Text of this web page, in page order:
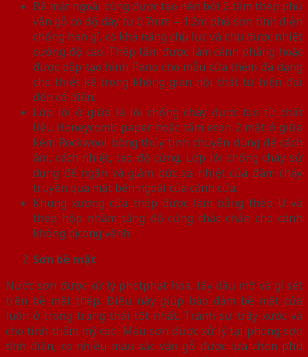
Bề mặt ngoài cùng được tạo nên bởi 2 tấm thép phủ
vân gỗ có độ dày từ 0.7mm – 1.2m phủ sơn tĩnh điện
chống han gỉ, có khả năng chịu lực và chịu được nhiệt
cường độ cao. Thép tấm được làm cánh phẳng hoặc
được dập tạo hình Pano cho mẫu cửa thêm đa dạng
cho thiết kế trong không gian nội thất từ hiện đại
đến cổ điển.
Lớp lõi ở giữa là lõi chống cháy được tạo từ chất
liệu Honeycomb paper hoặc tấm eron 2 mặt ở giữa
kèm Rockwool bông thủy tinh chuyên dùng để cách
âm, cách nhiệt, tạo độ cứng. Lớp lõi chống cháy sử
dụng để ngăn và giảm bức xạ nhiệt của đám cháy
truyền qua mặt bên ngoài của cánh cửa.
Khung xương cửa thép được làm bằng thép U và
thép hộp nhằm tăng độ cứng chắc chắn cho cánh
không bị cong vênh.
Sơn bề mặt
Nước sơn được xử lý photphat hóa, tẩy dầu mỡ và gỉ sét
trên bề mặt thép. Điều này giúp bảo đảm bề mặt cửa
luôn ở trong trạng thái tốt nhất. Tránh sự trầy xước và
cho tính thẩm mỹ cao. Màu sơn được xử lý tại phòng sơn
tĩnh điện, có nhiều màu sắc vân gỗ được lựa chọn phù